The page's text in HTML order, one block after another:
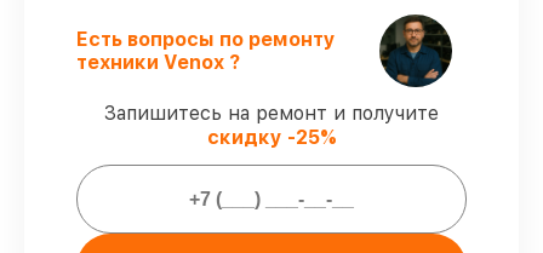
ремонт тепловизора Venox LRF в
оговоренные сроки.
Официальная гарантия
– все все виды
ремонта защищены гарантийной
поддержкой до 3 лет.
Мы гарантируем:
Есть вопросы по ремонту
техники Venox ?
Запишитесь на ремонт и получите
скидку -25%